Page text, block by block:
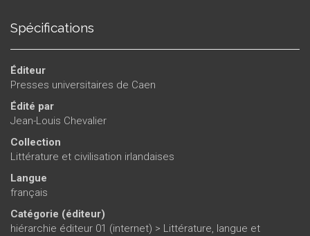
Spécifications
Éditeur
Presses universitaires de Caen
Édité par
Jean-Louis Chevalier
Collection
Littérature et civilisation irlandaises
Langue
français
Catégorie (éditeur)
hiérarchie éditeur 01 (internet) > Littérature, langue et